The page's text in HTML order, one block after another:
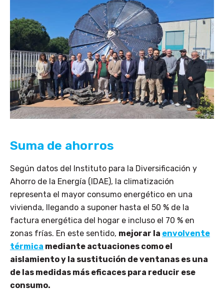
Suma de ahorros
Según datos del Instituto para la Diversificación y
Ahorro de la Energía (IDAE), la climatización
representa el mayor consumo energético en una
vivienda, llegando a suponer hasta el 50 % de la
factura energética del hogar e incluso el 70 % en
zonas frías. En este sentido, mejorar la envolvente
térmica mediante actuaciones como el
aislamiento y la sustitución de ventanas es una
de las medidas más eficaces para reducir ese
consumo.